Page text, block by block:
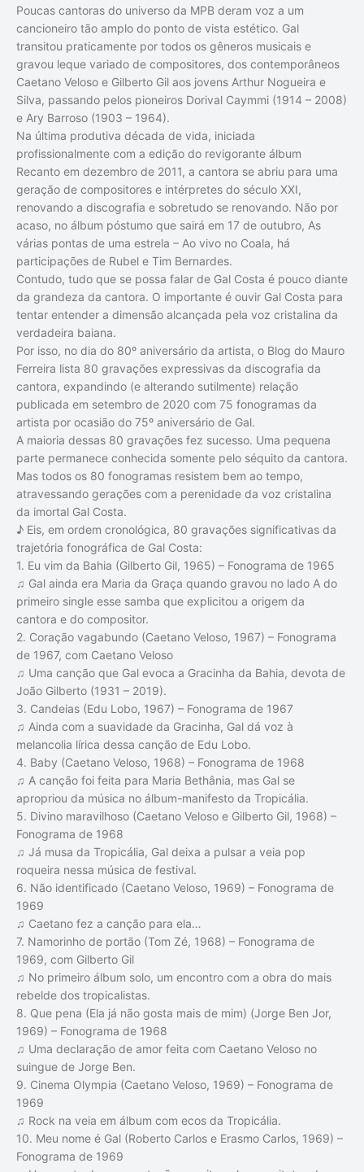
Poucas cantoras do universo da MPB deram voz a um
cancioneiro tão amplo do ponto de vista estético. Gal
transitou praticamente por todos os gêneros musicais e
gravou leque variado de compositores, dos contemporâneos
Caetano Veloso e Gilberto Gil aos jovens Arthur Nogueira e
Silva, passando pelos pioneiros Dorival Caymmi (1914 – 2008)
e Ary Barroso (1903 – 1964).
Na última produtiva década de vida, iniciada
profissionalmente com a edição do revigorante álbum
Recanto em dezembro de 2011, a cantora se abriu para uma
geração de compositores e intérpretes do século XXI,
renovando a discografia e sobretudo se renovando. Não por
acaso, no álbum póstumo que sairá em 17 de outubro, As
várias pontas de uma estrela – Ao vivo no Coala, há
participações de Rubel e Tim Bernardes.
Contudo, tudo que se possa falar de Gal Costa é pouco diante
da grandeza da cantora. O importante é ouvir Gal Costa para
tentar entender a dimensão alcançada pela voz cristalina da
verdadeira baiana.
Por isso, no dia do 80º aniversário da artista, o Blog do Mauro
Ferreira lista 80 gravações expressivas da discografia da
cantora, expandindo (e alterando sutilmente) relação
publicada em setembro de 2020 com 75 fonogramas da
artista por ocasião do 75º aniversário de Gal.
A maioria dessas 80 gravações fez sucesso. Uma pequena
parte permanece conhecida somente pelo séquito da cantora.
Mas todos os 80 fonogramas resistem bem ao tempo,
atravessando gerações com a perenidade da voz cristalina
da imortal Gal Costa.
♪ Eis, em ordem cronológica, 80 gravações significativas da
trajetória fonográfica de Gal Costa:
1. Eu vim da Bahia (Gilberto Gil, 1965) – Fonograma de 1965
♫ Gal ainda era Maria da Graça quando gravou no lado A do
primeiro single esse samba que explicitou a origem da
cantora e do compositor.
2. Coração vagabundo (Caetano Veloso, 1967) – Fonograma
de 1967, com Caetano Veloso
♫ Uma canção que Gal evoca a Gracinha da Bahia, devota de
João Gilberto (1931 – 2019).
3. Candeias (Edu Lobo, 1967) – Fonograma de 1967
♫ Ainda com a suavidade da Gracinha, Gal dá voz à
melancolia lírica dessa canção de Edu Lobo.
4. Baby (Caetano Veloso, 1968) – Fonograma de 1968
♫ A canção foi feita para Maria Bethânia, mas Gal se
apropriou da música no álbum-manifesto da Tropicália.
5. Divino maravilhoso (Caetano Veloso e Gilberto Gil, 1968) –
Fonograma de 1968
♫ Já musa da Tropicália, Gal deixa a pulsar a veia pop
roqueira nessa música de festival.
6. Não identificado (Caetano Veloso, 1969) – Fonograma de
1969
♫ Caetano fez a canção para ela…
7. Namorinho de portão (Tom Zé, 1968) – Fonograma de
1969, com Gilberto Gil
♫ No primeiro álbum solo, um encontro com a obra do mais
rebelde dos tropicalistas.
8. Que pena (Ela já não gosta mais de mim) (Jorge Ben Jor,
1969) – Fonograma de 1968
♫ Uma declaração de amor feita com Caetano Veloso no
suingue de Jorge Ben.
9. Cinema Olympia (Caetano Veloso, 1969) – Fonograma de
1969
♫ Rock na veia em álbum com ecos da Tropicália.
10. Meu nome é Gal (Roberto Carlos e Erasmo Carlos, 1969) –
Fonograma de 1969